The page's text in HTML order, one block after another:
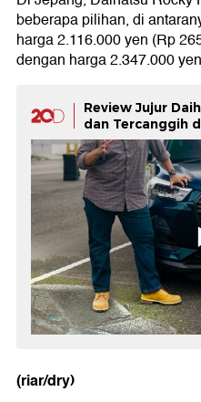
beberapa pilihan, di
harga 2.116.000 yen (Rp
dengan harga 2.347.000
Review Jujur
dan Tercanggih
(riar/dry)